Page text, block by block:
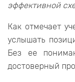
эффективной
Как отмечает
услышать
Без ее
достоверный